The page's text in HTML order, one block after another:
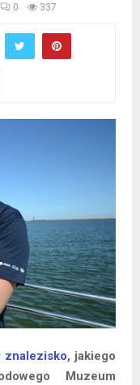
0 337
znalezisko, jakiego
Muzeum